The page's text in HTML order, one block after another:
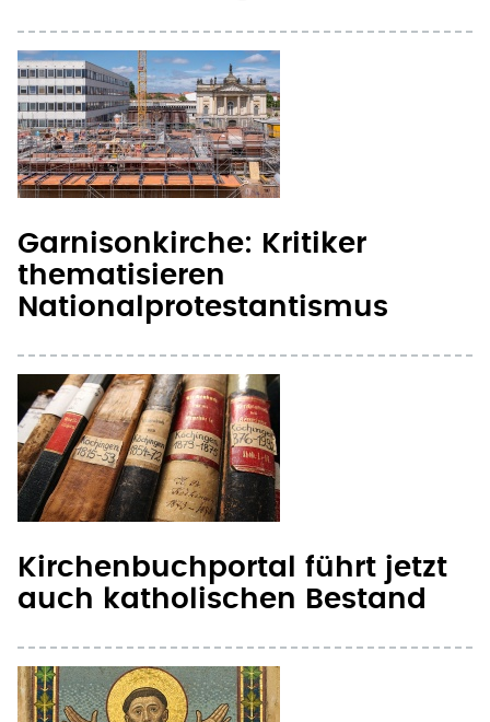
Garnisonkirche: Kritiker
thematisieren
Nationalprotestantismus
Kirchenbuchportal führt jetzt
auch katholischen Bestand